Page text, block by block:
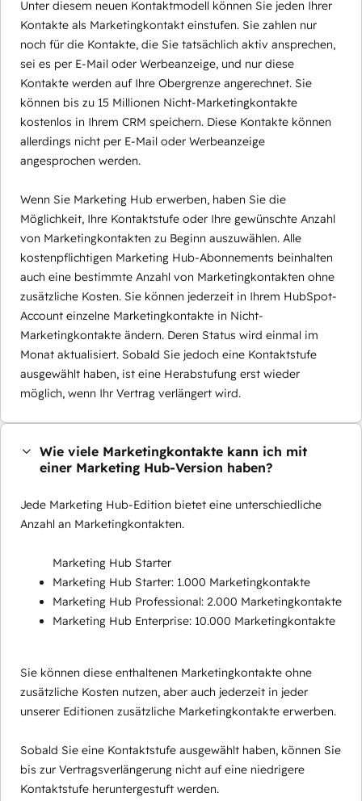
Unter diesem neuen Kontaktmodell können Sie jeden Ihrer
Kontakte als Marketingkontakt einstufen. Sie zahlen nur
noch für die Kontakte, die Sie tatsächlich aktiv ansprechen,
sei es per E-Mail oder Werbeanzeige, und nur diese
Kontakte werden auf Ihre Obergrenze angerechnet. Sie
können bis zu 15 Millionen Nicht-Marketingkontakte
kostenlos in Ihrem CRM speichern. Diese Kontakte können
allerdings nicht per E-Mail oder Werbeanzeige
angesprochen werden.
Wenn Sie Marketing Hub erwerben, haben Sie die
Möglichkeit, Ihre Kontaktstufe oder Ihre gewünschte Anzahl
von Marketingkontakten zu Beginn auszuwählen. Alle
kostenpflichtigen Marketing Hub-Abonnements beinhalten
auch eine bestimmte Anzahl von Marketingkontakten ohne
zusätzliche Kosten. Sie können jederzeit in Ihrem HubSpot-
Account einzelne Marketingkontakte in Nicht-
Marketingkontakte ändern. Deren Status wird einmal im
Monat aktualisiert. Sobald Sie jedoch eine Kontaktstufe
ausgewählt haben, ist eine Herabstufung erst wieder
möglich, wenn Ihr Vertrag verlängert wird.
Wie viele Marketingkontakte kann ich mit
einer Marketing Hub-Version haben?
Jede Marketing Hub-Edition bietet eine unterschiedliche
Anzahl an Marketingkontakten.
Marketing Hub Starter
Marketing Hub Starter: 1.000 Marketingkontakte
Marketing Hub Professional: 2.000 Marketingkontakte
Marketing Hub Enterprise: 10.000 Marketingkontakte
Sie können diese enthaltenen Marketingkontakte ohne
zusätzliche Kosten nutzen, aber auch jederzeit in jeder
unserer Editionen zusätzliche Marketingkontakte erwerben.
Sobald Sie eine Kontaktstufe ausgewählt haben, können Sie
bis zur Vertragsverlängerung nicht auf eine niedrigere
Kontaktstufe heruntergestuft werden.